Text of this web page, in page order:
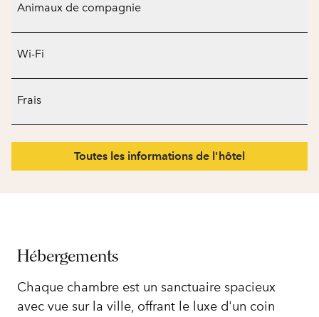
Animaux de compagnie
Wi-Fi
Frais
Toutes les informations de l'hôtel
Hébergements
Chaque chambre est un sanctuaire spacieux
avec vue sur la ville, offrant le luxe d'un coin